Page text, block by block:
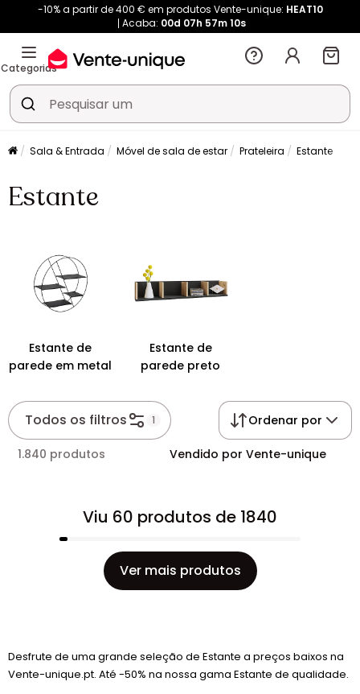
-10% a partir de 400 € em produtos Vente-unique: HEAT10
Acaba: 00d 07h 57m 10s
Categorias
Sala & Entrada Móvel de sala de estar Prateleira Estante
Estante
Estante de
parede em metal
Estante de
parede preto
Todos os filtros 1 Ordenar por
1.840 produtos Vendido por Vente-unique
Viu 60 produtos de 1840
Ver mais produtos
Desfrute de uma grande seleção de Estante a preços baixos na
Vente-unique.pt. Até -50% na nossa gama Estante de qualidade.